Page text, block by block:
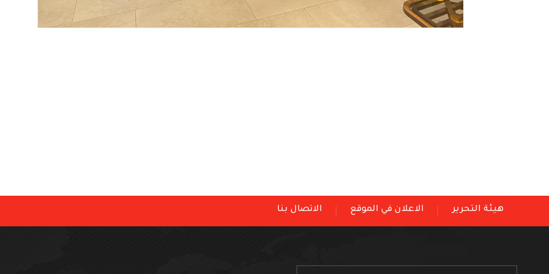
هيئة التحرير الاعلان في الموقع الاتصال بنا